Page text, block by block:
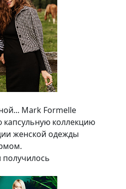
Mark Formelle
капсульную коллекцию
женской одежды